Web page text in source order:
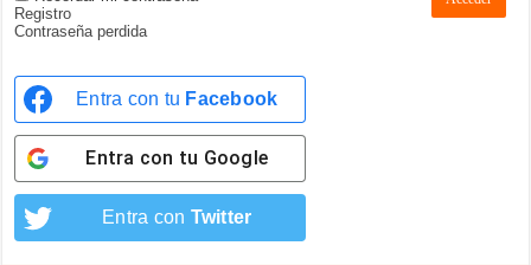
Registro
Contraseña perdida
Entra con tu Facebook
Entra con tu Google
Entra con Twitter